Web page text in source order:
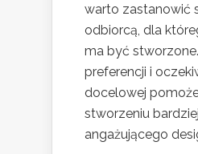
warto zastanowić
odbiorcą, dla
ma być
preferencji i
docelowej
stworzeniu
angażującego